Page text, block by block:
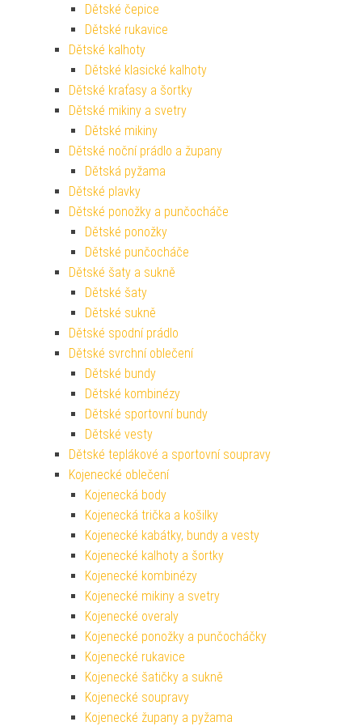
Dětské čepice
Dětské rukavice
Dětské kalhoty
Dětské klasické kalhoty
Dětské kraťasy a šortky
Dětské mikiny a svetry
Dětské mikiny
Dětské noční prádlo a župany
Dětská pyžama
Dětské plavky
Dětské ponožky a punčocháče
Dětské ponožky
Dětské punčocháče
Dětské šaty a sukně
Dětské šaty
Dětské sukně
Dětské spodní prádlo
Dětské svrchní oblečení
Dětské bundy
Dětské kombinézy
Dětské sportovní bundy
Dětské vesty
Dětské teplákové a sportovní soupravy
Kojenecké oblečení
Kojenecká body
Kojenecká trička a košilky
Kojenecké kabátky, bundy a vesty
Kojenecké kalhoty a šortky
Kojenecké kombinézy
Kojenecké mikiny a svetry
Kojenecké overaly
Kojenecké ponožky a punčocháčky
Kojenecké rukavice
Kojenecké šatičky a sukně
Kojenecké soupravy
Kojenecké župany a pyžama